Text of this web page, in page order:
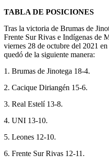
TABLA DE POSICIONES
Tras la victoria de Brumas de
Frente Sur Rivas e Indígenas de
viernes 28 de octubre del 2021
quedó de la siguiente manera:
1. Brumas de Jinotega 18-4.
2. Cacique Diriangén 15-6.
3. Real Estelí 13-8.
4. UNI 13-10.
5. Leones 12-10.
6. Frente Sur Rivas 12-11.